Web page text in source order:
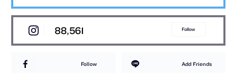
88,561 Follow
Follow Add Friends